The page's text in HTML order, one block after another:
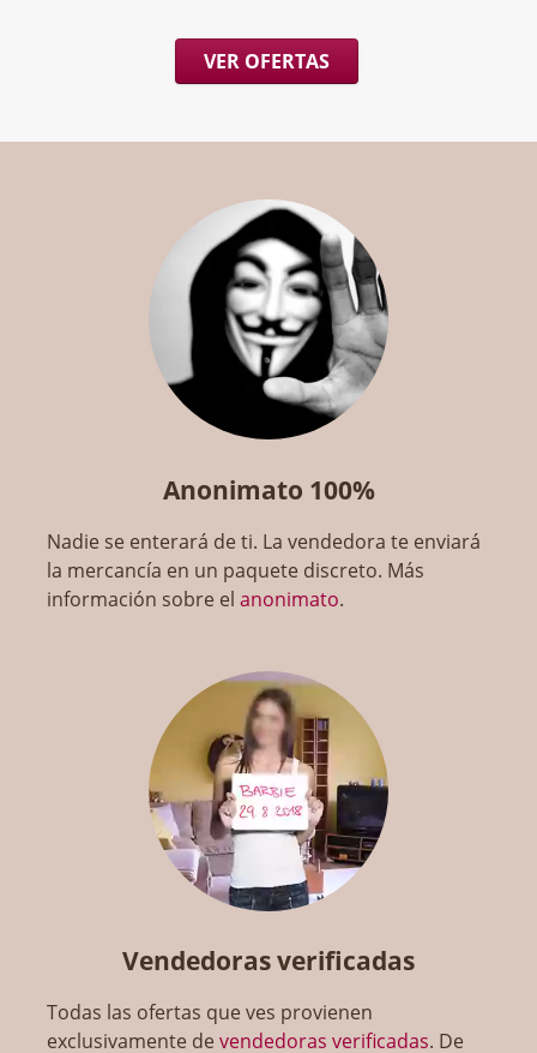
VER OFERTAS
Anonimato 100%
Nadie se enterará de ti. La vendedora te enviará
la mercancía en un paquete discreto. Más
información sobre elanonimato.
Vendedoras verificadas
Todas las ofertas que ves provienen
exclusivamente devendedoras verificadas. De